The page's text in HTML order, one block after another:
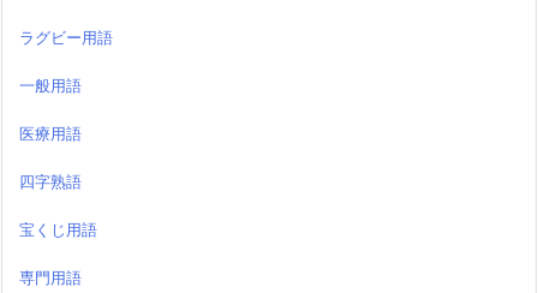
ラグビー用語
一般用語
医療用語
四字熟語
宝くじ用語
専門用語